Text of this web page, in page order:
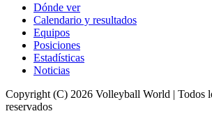
Dónde ver
Calendario y resultados
Equipos
Posiciones
Estadísticas
Noticias
Copyright (C) 2026 Volleyball World | Todos
reservados